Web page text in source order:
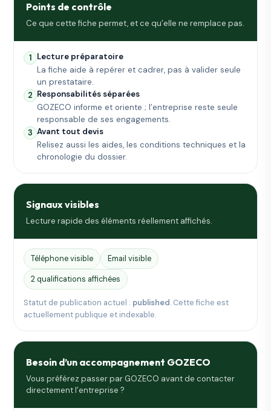
Points de contrôle
Ce que cette fiche permet, et ce qu’elle ne remplace pas.
1 Lecture préparatoire
La fiche aide à repérer et cadrer, pas à valider seule
un prestataire.
2 Responsabilités séparées
GOZECO informe et oriente ; l’entreprise reste seule
responsable de ses engagements.
3 Avant tout devis
Relisez aussi les aides, les conditions techniques et la
chronologie du dossier.
Signaux visibles
Lecture rapide des éléments réellement affichés.
Téléphone visible
Email visible
2 qualifications affichées
Statut de publication actuel : published. Cette fiche est
actuellement publique et indexable.
Besoin d’un accompagnement GOZECO
Vous préférez passer par GOZECO avant de contacter
directement l’entreprise ?